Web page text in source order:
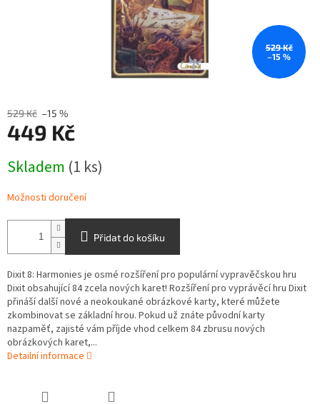
529 Kč
–15 %
529 Kč –15 %
449 Kč
cena:
Skladem (1 ks)
Možnosti doručení
Přidat do košíku
Dixit 8: Harmonies je osmé rozšíření pro populární vypravěčskou hru
Dixit obsahující 84 zcela nových karet! Rozšíření pro vyprávěcí hru Dixit
přináší další nové a neokoukané obrázkové karty, které můžete
zkombinovat se základní hrou. Pokud už znáte původní karty
nazpaměť, zajisté vám příjde vhod celkem 84 zbrusu nových
obrázkových karet,...
Detailní informace